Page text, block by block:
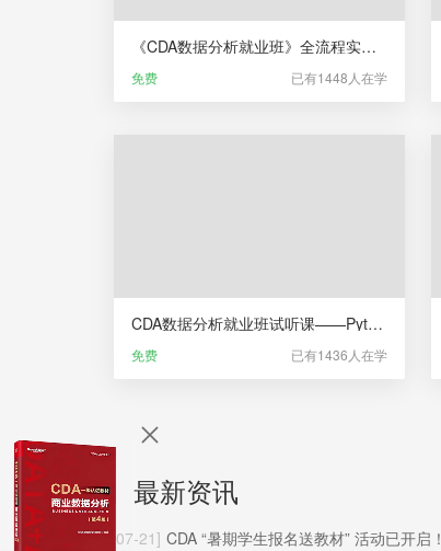
《CDA数据分析就业班》全流程实录宣传片
免费 已有1448人在学
CDA数据分析就业班试听课——Python统计分析
免费 已有1436人在学
最新资讯
[07-21] CDA “暑期学生报名送教材” 活动已开启！